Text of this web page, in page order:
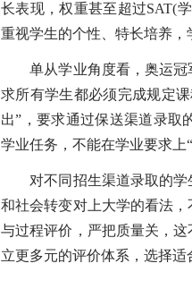
长表现，权重甚至超过SAT(
重视学生的个性、特长培养，
单从学业角度看，奥运冠
求所有学生都必须完成规定
出”，要求通过保送渠道录取
学业任务，不能在学业要求上“
对不同招生渠道录取的学
和社会转变对上大学的看法
与过程评价，严把质量关，
立更多元的评价体系，选择适